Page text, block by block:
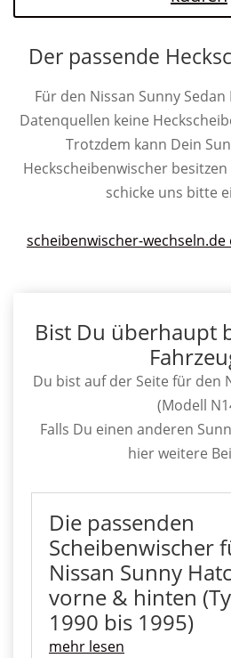
Der passende
Für den Nissan Sunny
Datenquellen keine
Trotzdem kann Dein
Heckscheibenwischer
schicke uns bitte
scheibenwischer-
Bist Du überhaupt
Du bist auf der Seite für den
(Modell
Falls Du einen anderen
hier weitere
Die passenden
Scheibenwischer
Nissan Sunny
vorne & hinten
1990 bis 1995)
mehr lesen